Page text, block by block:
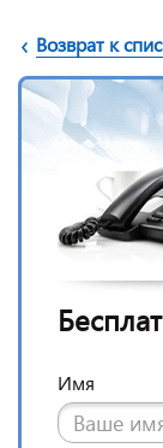
Возврат к
Имя